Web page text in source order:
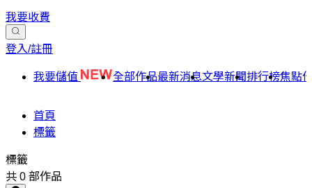
我要收費
登入/註冊
我要儲值 全部作品最新消息文學新聞排行榜焦點
首頁
標籤
標籤
共 0 部作品